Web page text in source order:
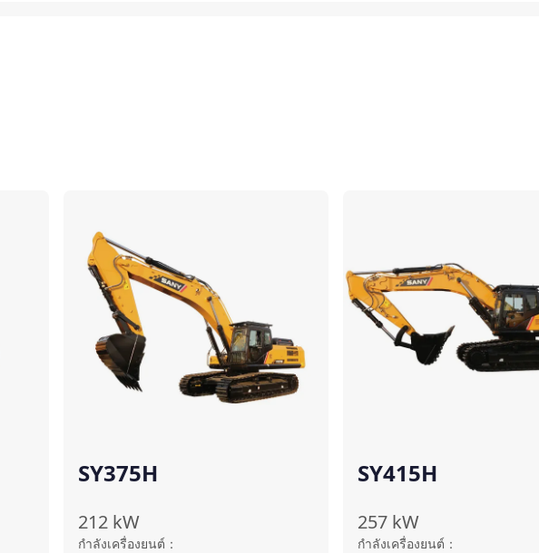
SY375H
212 kW
กำลังเครื่องยนต์ ：
SY415H
257 kW
กำลังเครื่องยนต์ ：